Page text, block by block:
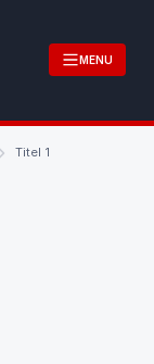
MENU
Titel 1